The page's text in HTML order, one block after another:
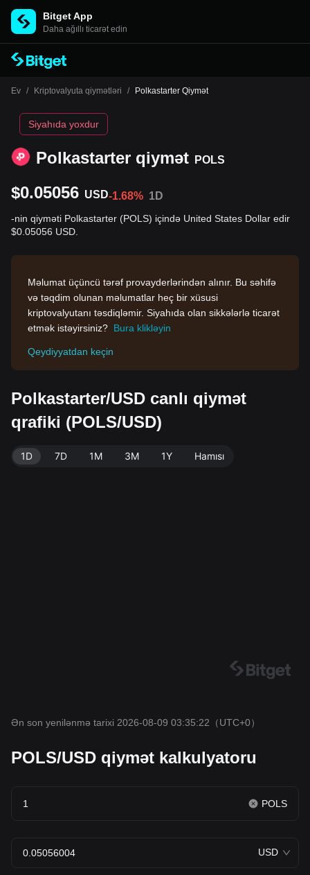
Bitget App
Daha ağıllı ticarət edin
Ev / Kriptovalyuta qiymətləri / Polkastarter Qiymət
Polkastarter qiymət POLS
Siyahıda yoxdur
$0.05056 USD-1.68% 1D
-nin qiyməti Polkastarter (POLS) içində United States Dollar edir
$0.05056 USD.
Məlumat üçüncü tərəf provayderlərindən alınır. Bu səhifə
və təqdim olunan məlumatlar heç bir xüsusi
kriptovalyutanı təsdiqləmir. Siyahıda olan sikkələrlə ticarət
etmək istəyirsiniz? Bura klikləyin
Qeydiyyatdan keçin
Polkastarter/USD canlı qiymət
qrafiki (POLS/USD)
1D 7D 1M 3M 1Y Hamısı
Ən son yenilənmə tarixi 2026-08-09 03:35:22 （UTC+0）
POLS/USD qiymət kalkulyatoru
POLS
USD